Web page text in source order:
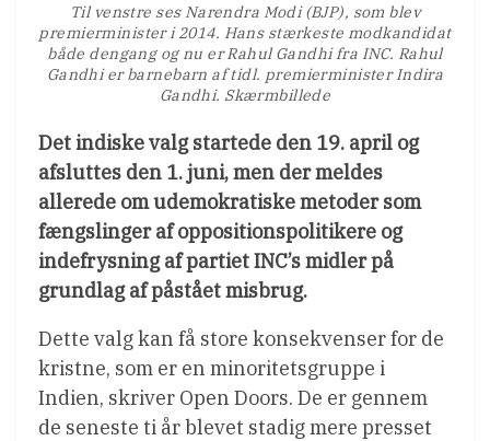
Til venstre ses Narendra Modi (BJP), som blev
premierminister i 2014. Hans stærkeste modkandidat
både dengang og nu er Rahul Gandhi fra INC. Rahul
Gandhi er barnebarn af tidl. premierminister Indira
Gandhi. Skærmbillede
Det indiske valg startede den 19. april og
afsluttes den 1. juni, men der meldes
allerede om udemokratiske metoder som
fængslinger af oppositionspolitikere og
indefrysning af partiet INC’s midler på
grundlag af påstået misbrug.
Dette valg kan få store konsekvenser for de
kristne, som er en minoritetsgruppe i
Indien, skriver Open Doors. De er gennem
de seneste ti år blevet stadig mere presset